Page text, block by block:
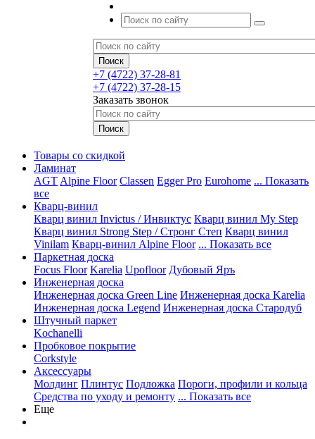
+7 (4722) 37-28-81
+7 (4722) 37-28-15
Заказать звонок
Товары со скидкой
Ламинат
AGT Alpine Floor Classen Egger Pro Eurohome ... Показать
все
Кварц-винил
Кварц винил Invictus / Инвиктус Кварц винил My Step
Кварц винил Strong Step / Стронг Степ Кварц винил
Vinilam Кварц-винил Alpine Floor ... Показать все
Паркетная доска
Focus Floor Karelia Upofloor Дубовый Яръ
Инженерная доска
Инженерная доска Green Line Инженерная доска Karelia
Инженерная доска Legend Инженерная доска Стародуб
Штучный паркет
Kochanelli
Пробковое покрытие
Corkstyle
Аксессуары
Молдинг Плинтус Подложка Пороги, профили и кольца
Средства по уходу и ремонту ... Показать все
Еще